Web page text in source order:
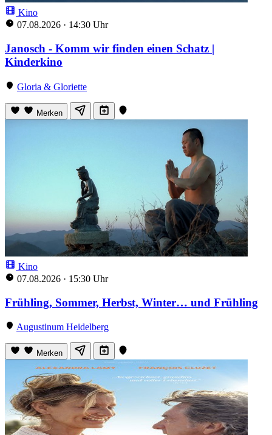
Kino
07.08.2026 · 14:30 Uhr
Janosch - Komm wir finden einen Schatz |
Kinderkino
Gloria & Gloriette
Merken
Kino
07.08.2026 · 15:30 Uhr
Frühling, Sommer, Herbst, Winter… und Frühling
Augustinum Heidelberg
Merken